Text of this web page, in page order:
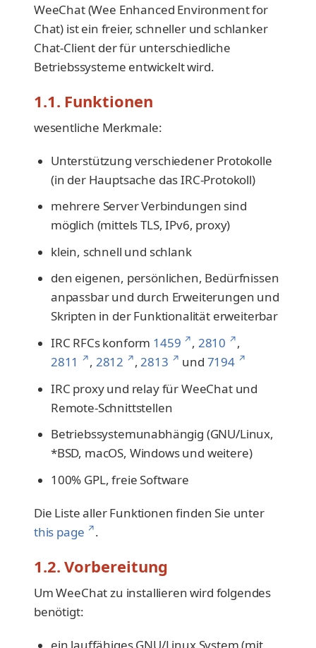
WeeChat (Wee Enhanced Environment for
Chat) ist ein freier, schneller und schlanker
Chat-Client der für unterschiedliche
Betriebssysteme entwickelt wird.
1.1. Funktionen
wesentliche Merkmale:
Unterstützung verschiedener Protokolle
(in der Hauptsache das IRC-Protokoll)
mehrere Server Verbindungen sind
möglich (mittels TLS, IPv6, proxy)
klein, schnell und schlank
den eigenen, persönlichen, Bedürfnissen
anpassbar und durch Erweiterungen und
Skripten in der Funktionalität erweiterbar
IRC RFCs konform 1459 ↗, 2810 ↗,
2811 ↗, 2812 ↗,2813 ↗ und 7194 ↗
IRC proxy und relay für WeeChat und
Remote-Schnittstellen
Betriebssystemunabhängig (GNU/Linux,
*BSD, macOS, Windows und weitere)
100% GPL, freie Software
Die Liste aller Funktionen finden Sie unter
this page ↗.
1.2. Vorbereitung
Um WeeChat zu installieren wird folgendes
benötigt: